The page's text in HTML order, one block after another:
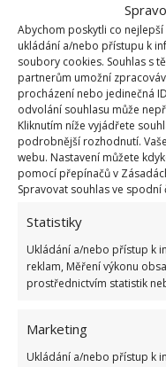
Abychom poskytli co
ukládání a/nebo přístupu k
soubory cookies. Souhlas s
partnerům umožní
procházení nebo jedinečná
odvolání souhlasu může
Kliknutím níže vyjádřete
podrobnější rozhodnutí.
webu. Nastavení můžete
pomocí přepínačů v
Spravovat souhlas ve spodní
Statistiky
Ukládání a/nebo přístup k
reklam, Měření výkonu
prostřednictvím statistik
Marketing
Ukládání a/nebo přístup k
Kdo si není jistý, zda
případně v jaké výši,
webových stránkách
prostředí. Případně
Tam vás buď
s vyřízením žádosti
pomáhají. Na
dotacích pro